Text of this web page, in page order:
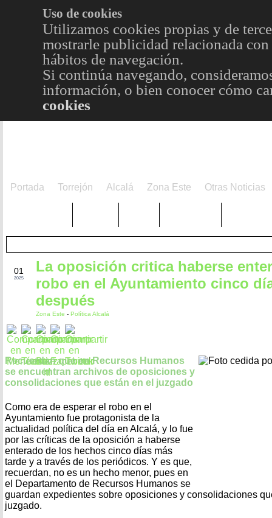
Uso de cookies
Utilizamos cookies propias y de
mostrarle publicidad relacionada
hábitos de navegación.
Si continúa navegando,
información, o bien conocer cómo
cookies
Portada Torrejón Alcalá Zona Este Otras Noticias
01
2025
La oposición critica haberse
robo en el Ayuntamiento cinco
después
Zona Este - Política Alcalá
Recuerdan que en Recursos Humanos
se encuentran archivos de oposiciones y
consolidaciones que están en el juzgado
Como era de esperar el robo en el
Ayuntamiento fue protagonista de la
actualidad política del día en Alcalá, y lo fue
por las críticas de la oposición a haberse
enterado de los hechos cinco días más
tarde y a través de los periódicos. Y es que,
recuerdan, no es un hecho menor, pues en
el Departamento de Recursos Humanos se
guardan expedientes sobre oposiciones y consolidaciones
juzgado.